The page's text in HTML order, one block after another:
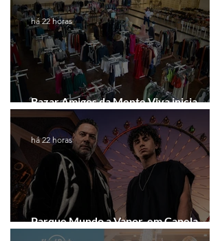
Bazar Amigos da Mente Viva inicia
arrecadação em Gramado e Canela
há 22 horas
Parque Mundo a Vapor, em Canela,
recebe festival eletrônico em agosto
há 22 horas